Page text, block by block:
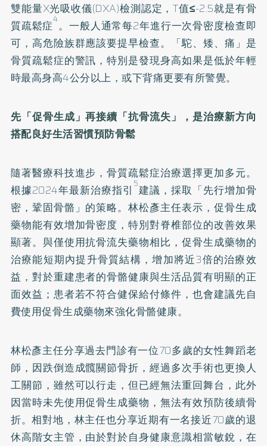
雙能量X光吸收儀(DXA)檢測認定，T值≤-2.5就是有骨
質疏鬆症4。一般人通常每2年進行一次骨密度檢查即
可，高危險族群應該要提早檢查。「駝、矮、痛」是
骨質疏鬆症的警訊，特別是發現身高如果是低於年輕
時最高身高4公分以上，或下背痛更要有所警覺。
先「促骨生成」再接續「抗骨流失」，是治療新方向
搭配良好生活習慣預防骨鬆
隨著醫療科技進步，骨質疏鬆症治療選擇更加多元。
根據2024年最新治療指引 5建議，採取「先行增加骨
密，鞏固骨骼」的策略。林松彥主任表示，促骨生成
藥物能有效增加骨密度，特別對脊椎部位的改善效果
顯著。與僅使用抗骨流失藥物相比，促骨生成藥物的
治療能短期內提升骨質結構，增加將近3倍的治療效
益，對於重建患者的骨骼健康與生活品質有明顯的正
面效益；患者若不符合健保給付條件，也會建議先自
費使用促骨生成藥物來強化骨骼健康。
林松彥主任分享過去門診有一位70多歲的女性舞蹈老
師，因跌倒造成髖關節骨折，經過多次手術也更換人
工關節，雖然可以行走，但已經無法重回舞台，此外
因當時未先使用促骨生成藥物，無法有效預防後續骨
折。相對地，林主任也分享近期有一名接近70歲的退
休高階女主管，由於對於自身健康意識相當敏銳，在